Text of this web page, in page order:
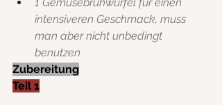
intensiveren Geschmack, muss
man aber nicht unbedingt
benutzen
Zubereitung
Teil 1